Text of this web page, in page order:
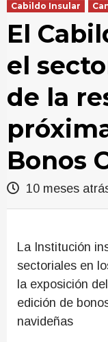
Cabildo Insular
El
el
de la
Bonos
10 meses
La Institución
sectoriales en
la exposición
edición de
navideñas